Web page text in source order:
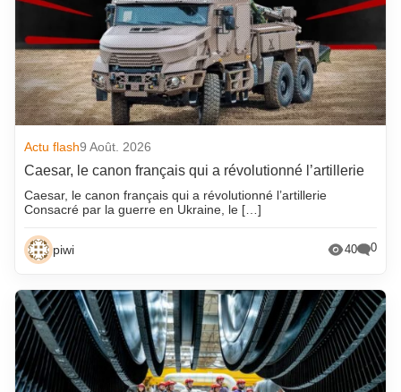
Actu flash9 Août. 2026
Caesar, le canon français qui a révolutionné l’artillerie
Caesar, le canon français qui a révolutionné l’artillerie
Consacré par la guerre en Ukraine, le […]
piwi 40 0